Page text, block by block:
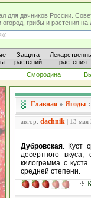
для дачников России.
огород, грибы и растения
Защита
растений
растения
Смородина
Главная » Ягоды
автор: dachnik | 13
Дубровская. Куст
десертного
килограмма с
средней степени.